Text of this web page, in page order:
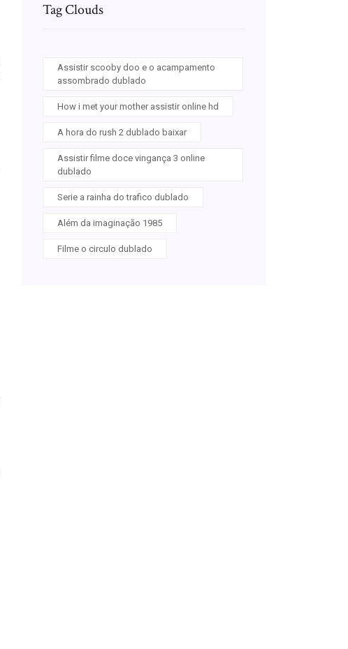
Tag Clouds
Assistir scooby doo e o acampamento
assombrado dublado
How i met your mother assistir online hd
A hora do rush 2 dublado baixar
Assistir filme doce vingança 3 online
dublado
Serie a rainha do trafico dublado
Além da imaginação 1985
Filme o circulo dublado